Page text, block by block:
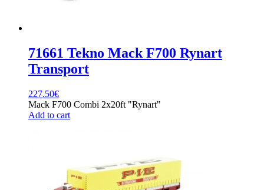
71661 Tekno Mack F700 Rynart
Transport
227.50€
Mack F700 Combi 2x20ft "Rynart"
Add to cart